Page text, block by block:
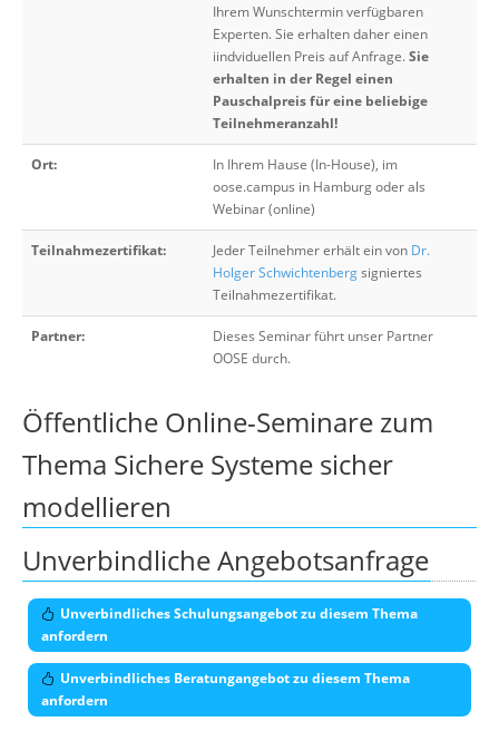
Ihrem Wunschtermin verfügbaren
Experten. Sie erhalten daher einen
iindviduellen Preis auf Anfrage.Sie
erhalten in der Regel einen
Pauschalpreis für eine beliebige
Teilnehmeranzahl!
Ort:
In Ihrem Hause (In-House), im
oose.campus in Hamburg oder als
Webinar (online)
Teilnahmezertifikat: Jeder Teilnehmer erhält ein von Dr.
Holger Schwichtenbergsigniertes
Teilnahmezertifikat.
Partner:
Dieses Seminar führt unser Partner
OOSE durch.
Öffentliche Online-Seminare zum
Thema Sichere Systeme sicher
modellieren
Unverbindliche Angebotsanfrage
Unverbindliches Schulungsangebot zu diesem Thema
anfordern
Unverbindliches Beratungangebot zu diesem Thema
anfordern